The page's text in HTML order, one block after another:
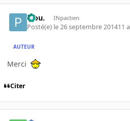
Piou. INpactien
Posté(e) le 26 septembre 201411 a
AUTEUR
Merci
Citer